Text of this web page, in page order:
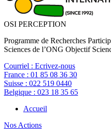
OSI PERCEPTION
Programme de Recherches
Sciences de l’ONG Objectif
Courriel : Ecrivez-nous
France : 01 85 08 36 30
Suisse : 022 519 0440
Belgique : 023 18 35 65
Accueil
Nos Actions